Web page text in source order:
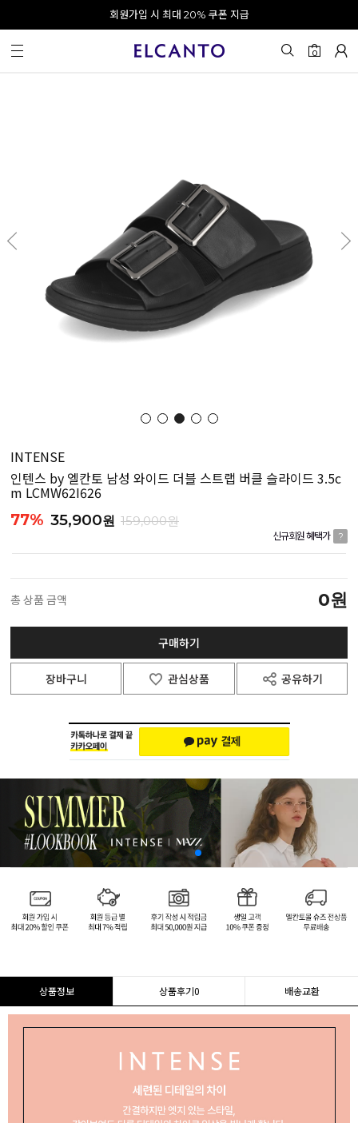
오전 10시 이전 결제 완료 시 오늘 출발!
회원가입 시 최대 20% 쿠폰 지급
0
INTENSE
인텐스 by 엘칸토 남성 와이드 더블 스트랩 버클 슬라이드 3.5c
m LCMW62I626
77% 35,900원 159,000원
신규회원 혜택가 ?
총 상품 금액 0원
구매하기
장바구니 관심상품 공유하기
상품정보 상품후기0 배송교환